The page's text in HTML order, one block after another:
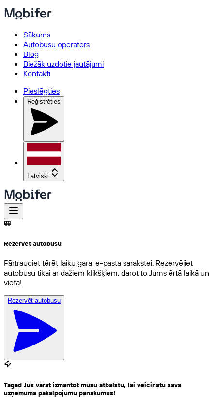
Sākums
Autobusu operators
Blog
Biežāk uzdotie jautājumi
Kontakti
Pieslēgties
Reģistrēties
Latviski
Rezervēt autobusu
Pārtrauciet tērēt laiku garai e-pasta sarakstei. Rezervējiet
autobusu tikai ar dažiem klikšķiem, darot to Jums ērtā laikā un
vietā!
Rezervēt autobusu
Tagad Jūs varat izmantot mūsu atbalstu, lai veicinātu sava
uzņēmuma pakalpojumu panākumus!